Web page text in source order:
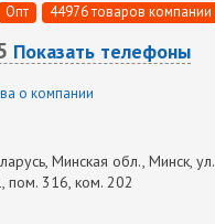
Опт 44976 товаров компании
Показать телефоны
о компании
Минская обл., Минск, ул.
пом. 316, ком. 202